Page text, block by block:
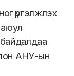
үргэлжлэх
байдалдаа
АНУ-ын